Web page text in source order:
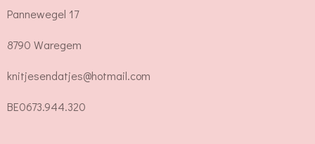
Pannewegel 17
8790 Waregem
knitjesendatjes@hotmail.com
BE0673.944.320